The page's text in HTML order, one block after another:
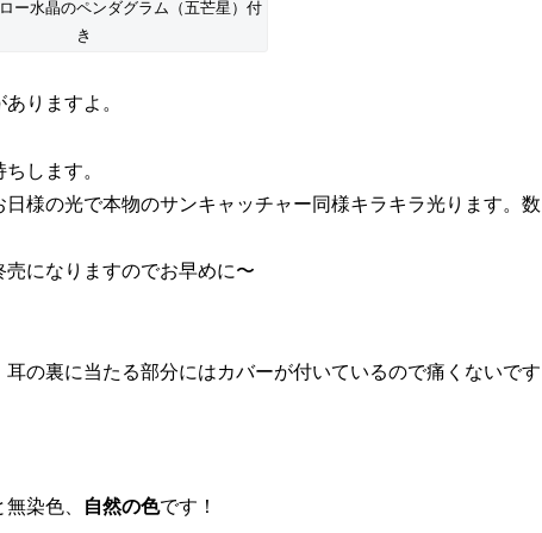
ー水晶のペンダグラム（五芒星）付
き
りますよ。
ちします。
様の光で本物のサンキャッチャー同様キラキラ光ります。
になりますのでお早めに〜
の裏に当たる部分にはカバーが付いているので痛くないで
染色、 自然の色です！